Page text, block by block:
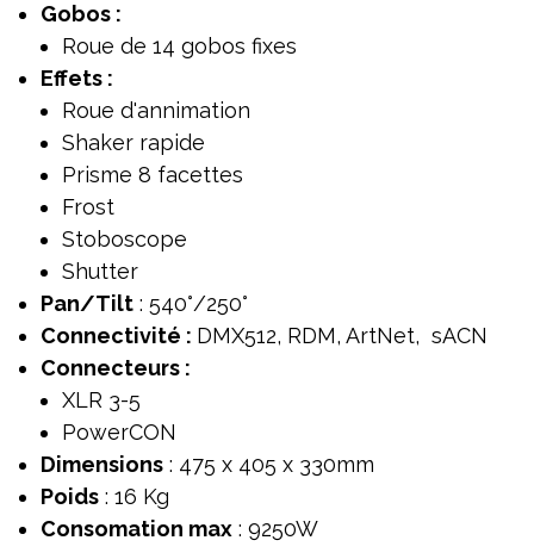
Gobos :
Roue de 14 gobos fixes
Effets :
Roue d'annimation
Shaker rapide
Prisme 8 facettes
Frost
Stoboscope
Shutter
Pan/Tilt : 540°/250°
Connectivité : DMX512, RDM, ArtNet, sACN
Connecteurs :
XLR 3-5
PowerCON
Dimensions : 475 x 405 x 330mm
Poids : 16 Kg
Consomation max : 9250W